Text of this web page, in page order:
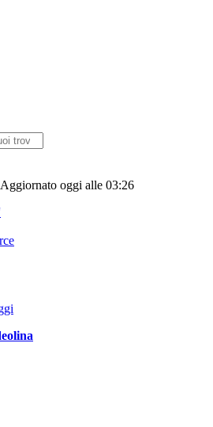
Aggiornato oggi alle 03:26